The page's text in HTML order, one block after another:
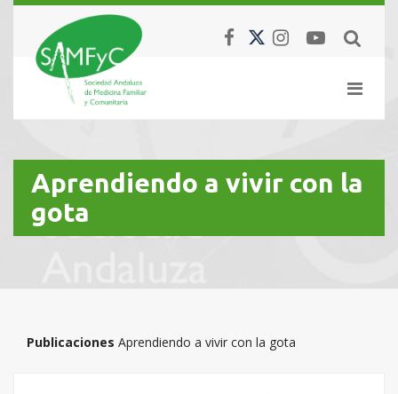
Aprendiendo a vivir con la
gota
Publicaciones Aprendiendo a vivir con la gota